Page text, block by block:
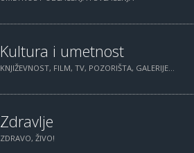
Kultura i umetnost
KNJIŽEVNOST, FILM, TV, POZORIŠTA, GALERIJE...
Zdravlje
ZDRAVO, ŽIVO!